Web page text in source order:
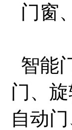
门窗
智能
门、
自动